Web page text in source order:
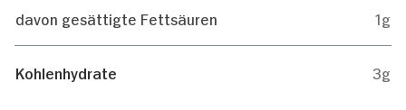
davon gesättigte Fettsäuren 1g
Kohlenhydrate 3g